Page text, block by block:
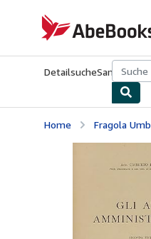
AbeBooks.de
Detailsuche
Home Fragola